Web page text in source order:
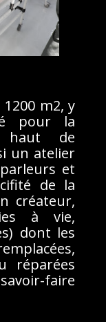
m2, y
pour la
haut de
un atelier
et
de la
créateur,
à vie,
dont les
réparées
faire